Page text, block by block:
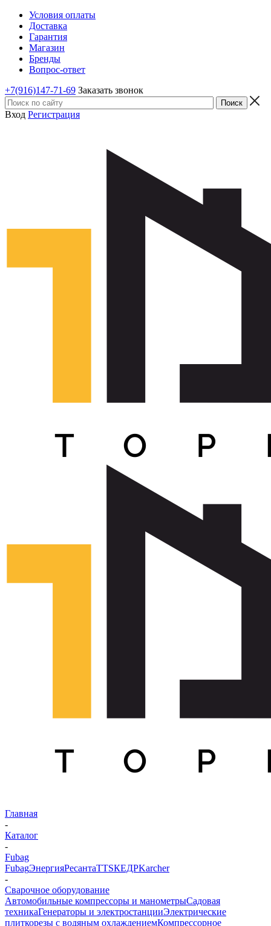
Условия оплаты
Доставка
Гарантия
Магазин
Бренды
Вопрос-ответ
+7(916)147-71-69 Заказать звонок
Вход Регистрация
Главная
-
Каталог
-
Fubag
FubagЭнергияРесантаTTSКЕДРKarcher
-
Сварочное оборудование
Автомобильные компрессоры и манометрыСадовая
техникаГенераторы и электростанцииЭлектрические
плиткорезы с водяным охлаждениемКомпрессорное